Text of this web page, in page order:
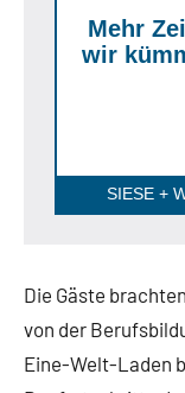
Mehr
wir
SIESE +
Die Gäste
von der
Eine-Welt-Laden